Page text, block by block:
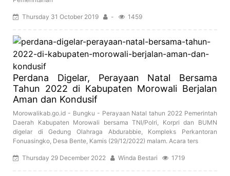
Thursday 31 October 2019 - 1459
Perdana Digelar, Perayaan Natal Bersama
Tahun 2022 di Kabupaten Morowali Berjalan
Aman dan Kondusif
Morowalikab.go.id - Bungku - Perayaan Natal tahun 2022 Pemerintah
Daerah Kabupaten Morowali bersama TNI/Polri, Korpri dan BUMN
digelar di Gedung Olahraga Abdurabbie, Kompleks Perkantoran
Fonuasingko, Desa Bente, Kamis (29/12/2022) malam. Acara ters
Thursday 29 December 2022 Winda Bestari 1719